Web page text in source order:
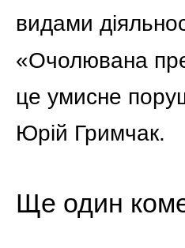
видами
«Очолювана
це умисне
Юрій Гримчак.
Ще один